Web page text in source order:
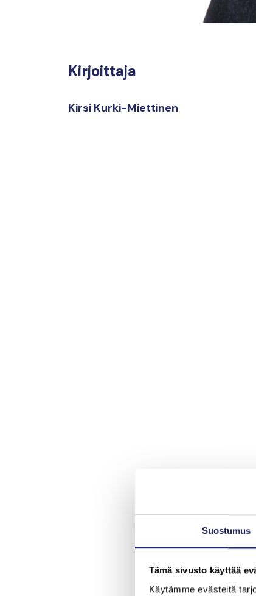
Suostumus
Tämä sivusto käyttää
Käytämme evästeitä
Kirjoittaja
Kirsi Kurki-Miettinen